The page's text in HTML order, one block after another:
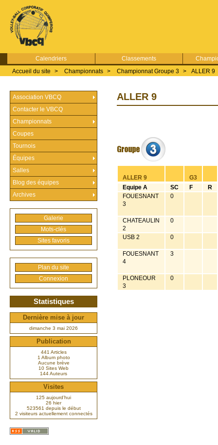
Calendriers Classements
Accueil du site
> Championnats > Championnat Groupe 3 > ALLER 9
ALLER 9
ALLER 9
G3
Equipe A
SC F
R
FOUESNANT
3
0
CHATEAULIN
2
0
USB 2 0
FOUESNANT
4
3
PLONEOUR
3
0
Association VBCQ
Contacter le VBCQ
Championnats
Coupes
Tournois
Équipes
Salles
Blog des équipes
Archives
Galerie
Mots-clés
Sites favoris
Plan du site
Connexion
Statistiques
Dernière mise à jour
dimanche 3 mai 2026
Publication
441 Articles
1 Album photo
Aucune brève
10 Sites Web
144 Auteurs
Visites
125 aujourd’hui
26 hier
523561 depuis le début
2 visiteurs actuellement connectés